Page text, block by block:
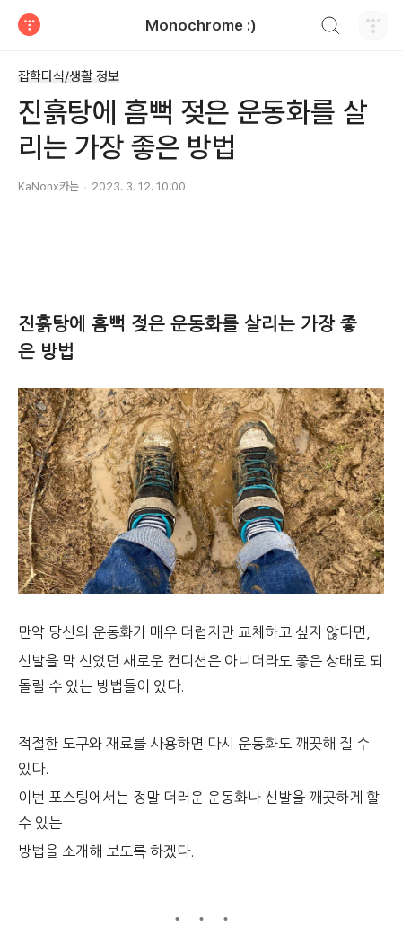
Monochrome :)
잡학다식/생활 정보
진흙탕에 흠뻑 젖은 운동화를 살
리는 가장 좋은 방법
KaNonx카논 2023. 3. 12. 10:00
진흙탕에 흠뻑 젖은 운동화를 살리는 가장 좋
은 방법
만약 당신의 운동화가 매우 더럽지만 교체하고 싶지 않다면,
신발을 막 신었던 새로운 컨디션은 아니더라도 좋은 상태로 되
돌릴 수 있는 방법들이 있다.
적절한 도구와 재료를 사용하면 다시 운동화도 깨끗해 질 수
있다.
이번 포스팅에서는 정말 더러운 운동화나 신발을 깨끗하게 할
수 있는
방법을 소개해 보도록 하겠다.